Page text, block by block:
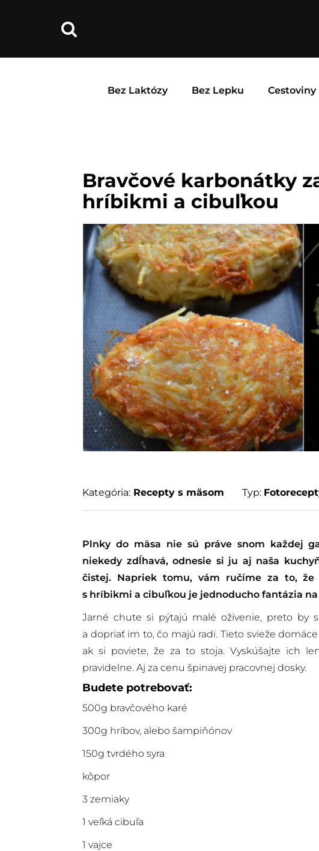
Bez Laktózy Bez Lepku Cestoviny
Bravčové karbonátky
hríbikmi a cibuľkou
Kategória: Recepty s mäsom Typ:
Plnky do mäsa nie sú práve snom každej
niekedy zdĺhavá, odnesie si ju aj naša
čistej. Napriek tomu, vám ručíme za to, že
s hríbikmi a cibuľkou je jednoducho fantázia
Jarné chute si pýtajú malé oživenie, preto by
a dopriať im to, čo majú radi. Tieto svieže
ak si poviete, že za to stoja. Vyskúšajte ich
pravidelne. Aj za cenu špinavej pracovnej dosky.
Budete potrebovať:
500g bravčového karé
300g hríbov, alebo šampiňónov
150g tvrdého syra
kôpor
3 zemiaky
1 veľká cibuľa
1 vajce